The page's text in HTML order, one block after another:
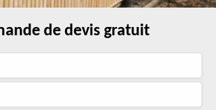
de devis gratuit